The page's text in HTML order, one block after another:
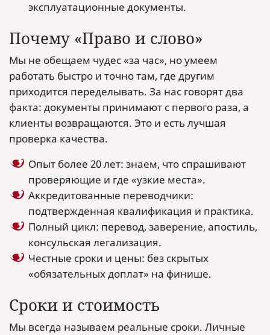
эксплуатационные документы.
Почему «Право и слово»
Мы не обещаем чудес «за час», но умеем
работать быстро и точно там, где другим
приходится переделывать. За нас говорят два
факта: документы принимают с первого раза, а
клиенты возвращаются. Это и есть лучшая
проверка качества.
Опыт более 20 лет: знаем, что спрашивают
проверяющие и где «узкие места».
Аккредитованные переводчики:
подтвержденная квалификация и практика.
Полный цикл: перевод, заверение, апостиль,
консульская легализация.
Честные сроки и цены: без скрытых
«обязательных доплат» на финише.
Сроки и стоимость
Мы всегда называем реальные сроки. Личные